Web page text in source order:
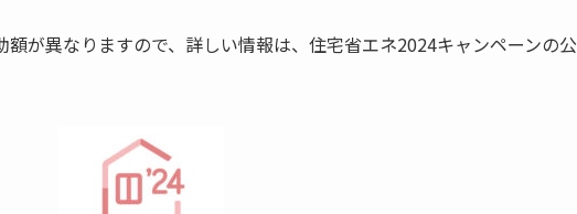
が異なりますので、詳しい情報は、住宅省エネ2024キャンペーンの公